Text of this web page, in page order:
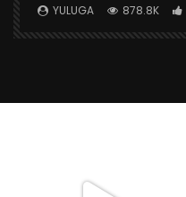
YULUGA 878.8K